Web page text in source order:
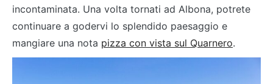
incontaminata. Una volta tornati ad Albona, potrete
continuare a godervi lo splendido paesaggio e
mangiare una nota pizza con vista sul Quarnero.